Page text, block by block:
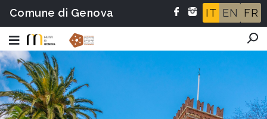
Comune di Genova IT EN FR